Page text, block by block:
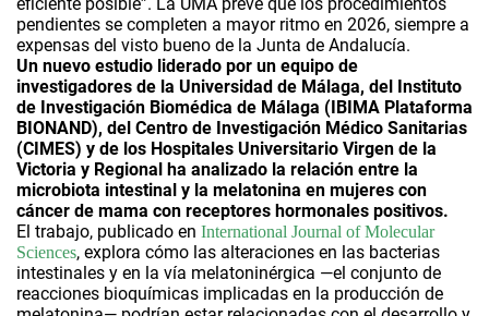
pendientes se completen a mayor ritmo en 2026, siempre a
expensas del visto bueno de la Junta de Andalucía.
Un nuevo estudio liderado por un equipo de
investigadores de la Universidad de Málaga, del Instituto
de Investigación Biomédica de Málaga (IBIMA Plataforma
BIONAND), del Centro de Investigación Médico Sanitarias
(CIMES) y de los Hospitales Universitario Virgen de la
Victoria y Regional ha analizado la relación entre la
microbiota intestinal y la melatonina en mujeres con
cáncer de mama con receptores hormonales positivos.
El trabajo, publicado en International Journal of Molecular
Sciences, explora cómo las alteraciones en las bacterias
intestinales y en la vía melatoninérgica —el conjunto de
reacciones bioquímicas implicadas en la producción de